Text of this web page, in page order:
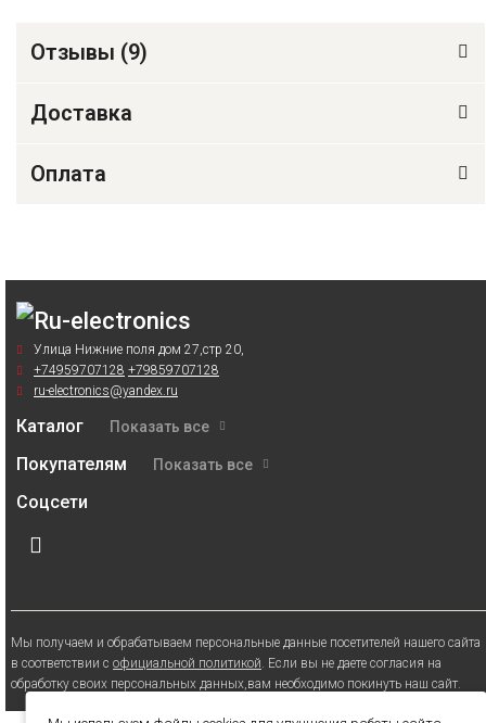
Отзывы (9)
Доставка
Оплата
Улица Нижние поля дом 27,стр 20,
+74959707128 +79859707128
ru-electronics@yandex.ru
Каталог Показать все
Покупателям Показать все
Соцсети
Мы получаем и обрабатываем персональные данные посетителей нашего сайта
в соответствии с официальной политикой. Если вы не даете согласия на
обработку своих персональных данных,вам необходимо покинуть наш сайт.